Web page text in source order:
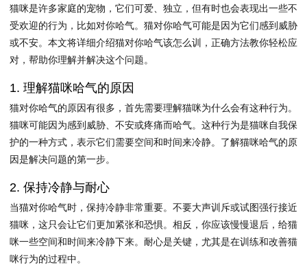
猫咪是许多家庭的宠物，它们可爱、独立，但有时也会表现出一些不
受欢迎的行为，比如对你哈气。猫对你哈气可能是因为它们感到威胁
或不安。本文将详细介绍猫对你哈气该怎么训，正确方法教你轻松应
对，帮助你理解并解决这个问题。
1. 理解猫咪哈气的原因
猫对你哈气的原因有很多，首先需要理解猫咪为什么会有这种行为。
猫咪可能因为感到威胁、不安或疼痛而哈气。这种行为是猫咪自我保
护的一种方式，表示它们需要空间和时间来冷静。了解猫咪哈气的原
因是解决问题的第一步。
2. 保持冷静与耐心
当猫对你哈气时，保持冷静非常重要。不要大声训斥或试图强行接近
猫咪，这只会让它们更加紧张和恐惧。相反，你应该慢慢退后，给猫
咪一些空间和时间来冷静下来。耐心是关键，尤其是在训练和改善猫
咪行为的过程中。